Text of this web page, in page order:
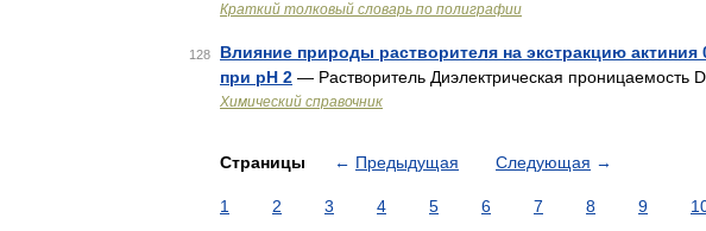
Краткий толковый словарь по полиграфии
128
Влияние природы растворителя на экстракцию
при pH 2 — Растворитель Диэлектрическая проницаемость
Химический справочник
Страницы ← Предыдущая Следующая →
1 2 3 4 5 6 7 8 9